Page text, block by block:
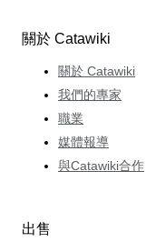
關於 Catawiki
關於 Catawiki
我們的專家
職業
媒體報導
與Catawiki合作
出售